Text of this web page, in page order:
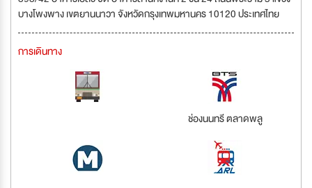
บางโพงพาง เขตยานนาวา จังหวัดกรุงเทพมหานคร 10120 ประเทศไทย
การเดินทาง
ช่องนนทรี ตลาดพลู